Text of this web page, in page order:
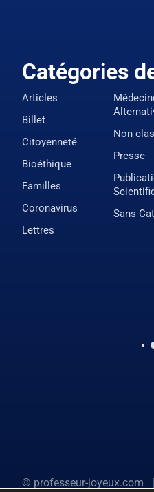
Catégories
Articles
Billet
Citoyenneté
Bioéthique
Familles
Coronavirus
Lettres
Non
Presse
Sans
© professeur-joyeux.com